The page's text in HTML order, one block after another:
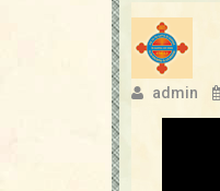
admin